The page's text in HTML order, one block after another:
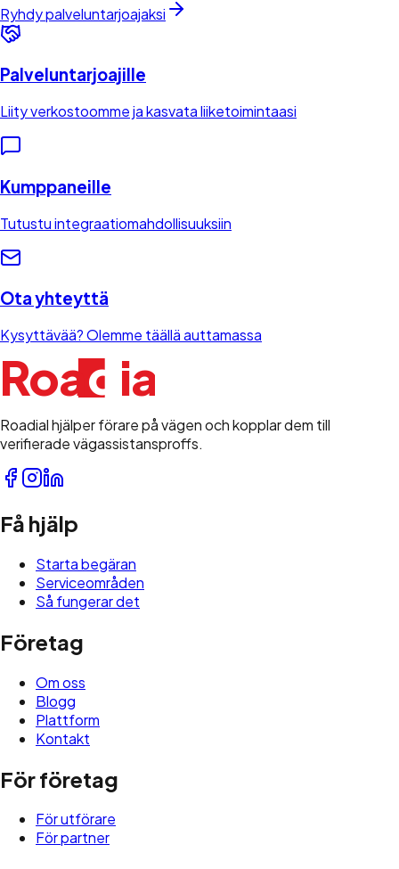
Ryhdy palveluntarjoajaksi
Palveluntarjoajille
Liity verkostoomme ja kasvata liiketoimintaasi
Kumppaneille
Tutustu integraatiomahdollisuuksiin
Ota yhteyttä
Kysyttävää? Olemme täällä auttamassa
Road ia
Roadial hjälper förare på vägen och kopplar dem till
verifierade vägassistansproffs.
Få hjälp
Starta begäran
Serviceområden
Så fungerar det
Företag
Om oss
Blogg
Plattform
Kontakt
För företag
För utförare
För partner